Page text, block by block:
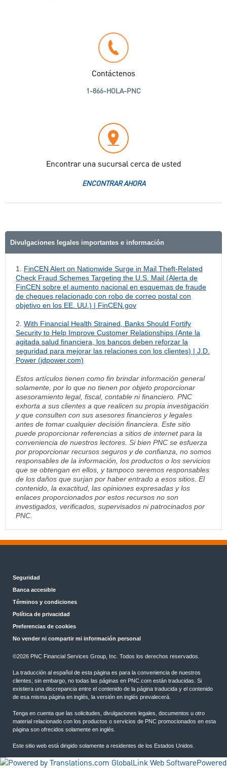
Contáctenos
1-866-HOLA-PNC
Encontrar una sucursal cerca de usted
ENCONTRAR AHORA
Divulgaciones legales importantes e información
1. FinCEN Alert on Nationwide Surge in Mail Theft-Related
Check Fraud Schemes Targeting the U.S. Mail (Alerta de
FinCEN sobre el aumento nacional en esquemas de fraude
de cheques relacionado con robo de correo postal con
objetivo en los EE. UU.) | FinCEN.gov
2. With Financial Health Strained, Banks Should Fortify
Security to Help Improve Customer Relationships (Ante la
agitada salud financiera, los bancos deben reforzar la
seguridad para mejorar las relaciones con los clientes) | J.D.
Power (jdpower.com)
Estos artículos tienen como fin brindar información general
solamente, por lo que no tienen por objeto proporcionar
asesoramiento legal, fiscal, contable ni financiero. PNC
exhorta a sus clientes a que realicen su propia investigación
y que consulten con sus asesores financieros y legales
antes de tomar cualquier decisión financiera. Este sitio
puede proporcionar referencias a sitios de internet para la
conveniencia de nuestros lectores. Si bien PNC se esfuerza
por proporcionar recursos seguros y de confianza, no somos
responsables de la información, los productos o los servicios
que se obtengan en ellos, y tampoco seremos responsables
de los daños que surjan por haber entrado a esos sitios. El
contenido, la exactitud, las opiniones expresadas y los
enlaces proporcionados por estos recursos no son
investigados, verificados, supervisados ni patrocinados por
PNC.
Seguridad
Banca accesible
Términos y condiciones
Política de privacidad
Preferencias de cookies
No vender ni compartir mi información personal
©2026 PNC Financial Services Group, Inc. Todos los derechos reservados.
La traducción al español de esta página es para la conveniencia de nuestros
clientes; sin embargo, no todas las páginas en PNC.com están traducidas. Si
existiera una discrepancia entre el contenido de la página traducida y el contenido
de esa misma página en inglés, la versión en inglés prevalecerá.
Tenga en cuenta que las solicitudes, divulgaciones legales, documentos u otro
material relacionado con los productos o servicios de PNC promocionados en esta
página son ofrecidos solamente en inglés.
Este sitio web está dirigido solamente a residentes de los Estados Unidos.
Powered